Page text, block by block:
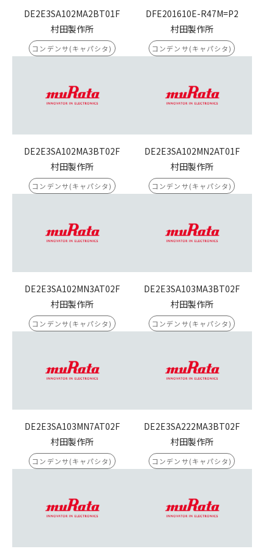
DE2E3SA102MA2BT01F
村田製作所
コンデンサ(キャパシタ)
DFE201610E-R47M=P2
村田製作所
コンデンサ(キャパシタ)
DE2E3SA102MA3BT02F
村田製作所
コンデンサ(キャパシタ)
DE2E3SA102MN2AT01F
村田製作所
コンデンサ(キャパシタ)
DE2E3SA102MN3AT02F
村田製作所
コンデンサ(キャパシタ)
DE2E3SA103MA3BT02F
村田製作所
コンデンサ(キャパシタ)
DE2E3SA103MN7AT02F
村田製作所
コンデンサ(キャパシタ)
DE2E3SA222MA3BT02F
村田製作所
コンデンサ(キャパシタ)